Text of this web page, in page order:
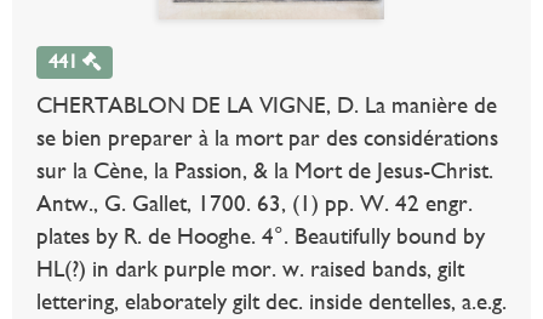
441
CHERTABLON DE LA VIGNE, D. La manière de
se bien preparer à la mort par des considérations
sur la Cène, la Passion, & la Mort de Jesus-Christ.
Antw., G. Gallet, 1700. 63, (1) pp. W. 42 engr.
plates by R. de Hooghe. 4°. Beautifully bound by
HL(?) in dark purple mor. w. raised bands, gilt
lettering, elaborately gilt dec. inside dentelles, a.e.g.